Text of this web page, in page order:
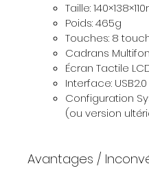
Taille:
Poids: 465g
Touches: 8
Cadrans
Écran Tactile
Interface: USB2.0
Configuration
(ou version
Avantages /